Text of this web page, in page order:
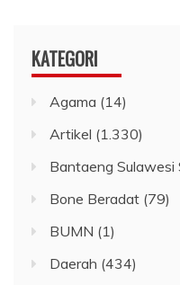
KATEGORI
Agama (14)
Artikel (1.330)
Bantaeng Sulawesi
Bone Beradat (79)
BUMN (1)
Daerah (434)